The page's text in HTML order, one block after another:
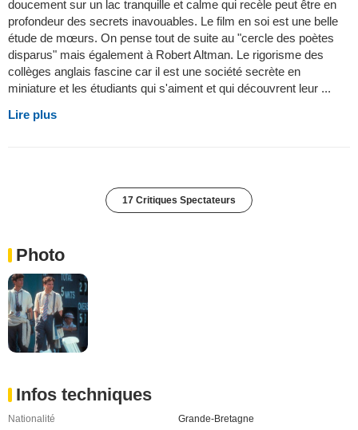
doucement sur un lac tranquille et calme qui recèle peut être en
profondeur des secrets inavouables. Le film en soi est une belle
étude de mœurs. On pense tout de suite au "cercle des poètes
disparus" mais également à Robert Altman. Le rigorisme des
collèges anglais fascine car il est une société secrète en
miniature et les étudiants qui s'aiment et qui découvrent leur ...
Lire plus
17 Critiques Spectateurs
Photo
Infos techniques
Nationalité
Grande-Bretagne